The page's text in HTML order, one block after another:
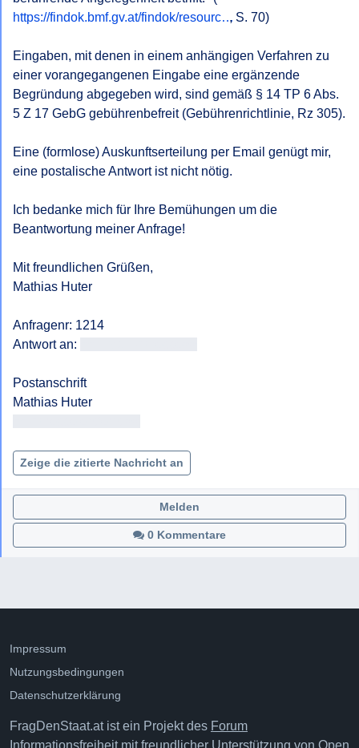
https://findok.bmf.gv.at/findok/resourc…, S. 70)
Eingaben, mit denen in einem anhängigen Verfahren zu
einer vorangegangenen Eingabe eine ergänzende
Begründung abgegeben wird, sind gemäß § 14 TP 6 Abs.
5 Z 17 GebG gebührenbefreit (Gebührenrichtlinie, Rz 305).
Eine (formlose) Auskunftserteilung per Email genügt mir,
eine postalische Antwort ist nicht nötig.
Ich bedanke mich für Ihre Bemühungen um die
Beantwortung meiner Anfrage!
Mit freundlichen Grüßen,
Mathias Huter
Anfragenr: 1214
Antwort an:
Postanschrift
Zeige die zitierte Nachricht an
0 Kommentare
Melden
Impressum
Nutzungsbedingungen
Datenschutzerklärung
FragDenStaat.at ist ein Projekt des Forum